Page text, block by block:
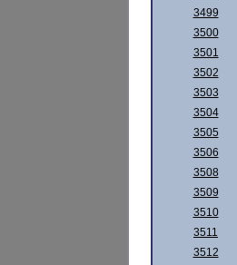
3499
3500
3501
3502
3503
3504
3505
3506
3508
3509
3510
3511
3512